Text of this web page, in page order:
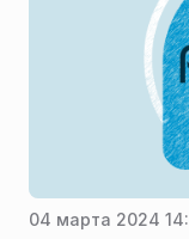
04 марта 2024